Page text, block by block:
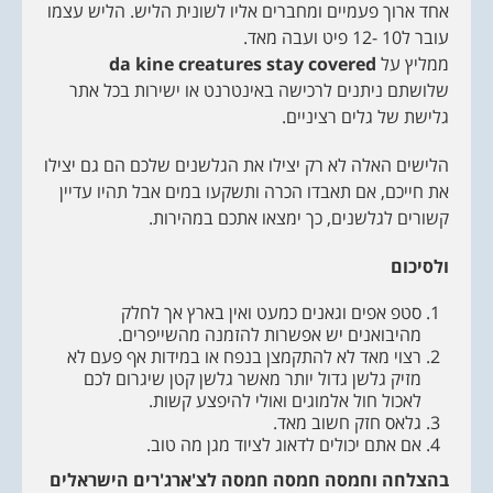
אחד ארוך פעמיים ומחברים אליו לשונית הליש. הליש עצמו
עובר ל10 -12 פיט ועבה מאד.
ממליץ על da kine creatures stay covered
שלושתם ניתנים לרכישה באינטרנט או ישירות בכל אתר
גלישת של גלים רציניים.
הלישים האלה לא רק יצילו את הגלשנים שלכם הם גם יצילו
את חייכם, אם תאבדו הכרה ותשקעו במים אבל תהיו עדיין
קשורים לגלשנים, כך ימצאו אתכם במהירות.
ולסיכום
סטפ אפים וגאנים כמעט ואין בארץ אך לחלק
מהיבואנים יש אפשרות להזמנה מהשייפרים.
רצוי מאד לא להתקמצן בנפח או במידות אף פעם לא
מזיק גלשן גדול יותר מאשר גלשן קטן שיגרום לכם
לאכול חול אלמוגים ואולי להיפצע קשות.
גלאס חזק חשוב מאד.
אם אתם יכולים לדאוג לציוד מגן מה טוב.
בהצלחה וחמסה חמסה חמסה לצ'ארג'רים הישראלים